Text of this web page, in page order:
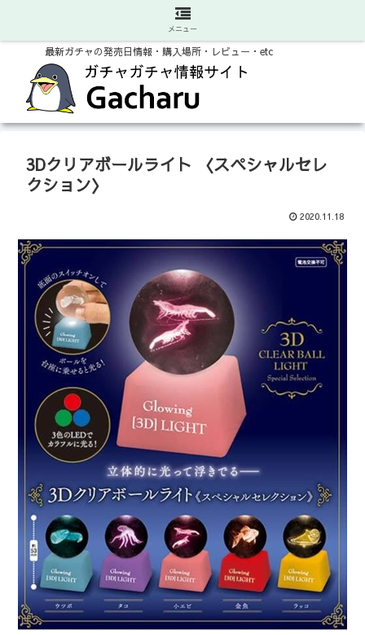
最新ガチャの発売日情報・購入場所・レビュー・etc
3Dクリアボールライト 〈スペシャルセレ
クション〉
2020.11.18
メニュー